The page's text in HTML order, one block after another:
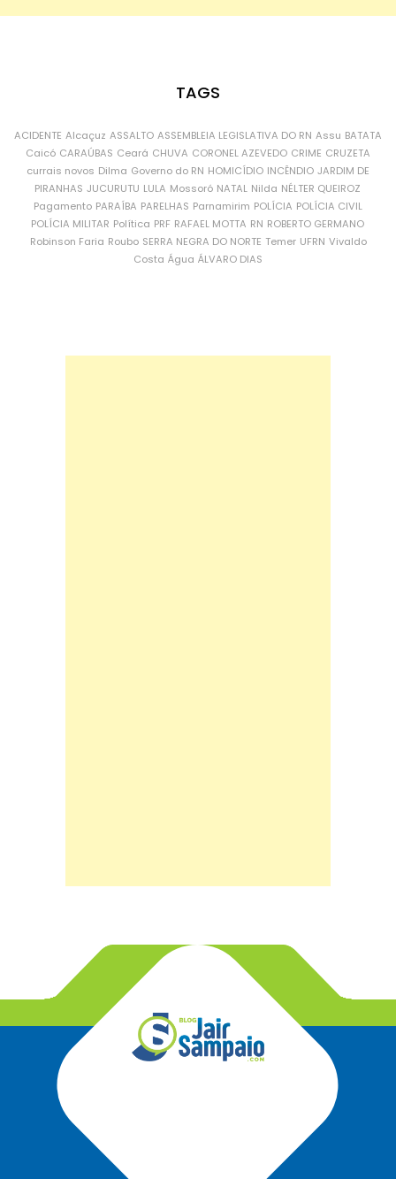
TAGS
ACIDENTE Alcaçuz ASSALTO ASSEMBLEIA LEGISLATIVA DO RN Assu BATATA
Caicó CARAÚBAS Ceará CHUVA CORONEL AZEVEDO CRIME CRUZETA
currais novos Dilma Governo do RN HOMICÍDIO INCÊNDIO JARDIM DE
PIRANHAS JUCURUTU LULA Mossoró NATAL Nilda NÉLTER QUEIROZ
Pagamento PARAÍBA PARELHAS Parnamirim POLÍCIA POLÍCIA CIVIL
POLÍCIA MILITAR Política PRF RAFAEL MOTTA RN ROBERTO GERMANO
Robinson Faria Roubo SERRA NEGRA DO NORTE Temer UFRN Vivaldo
Costa Água ÁLVARO DIAS